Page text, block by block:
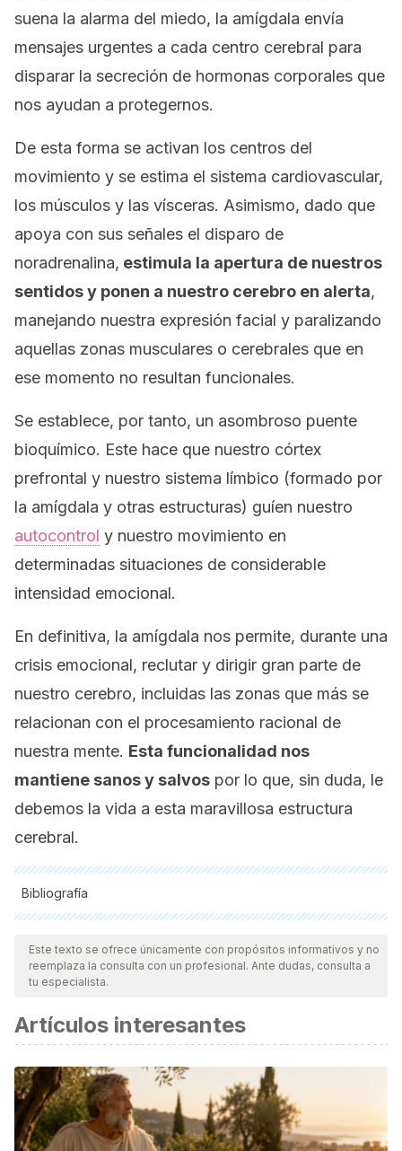
suena la alarma del miedo, la amígdala envía
mensajes urgentes a cada centro cerebral para
disparar la secreción de hormonas corporales que
nos ayudan a protegernos.
De esta forma se activan los centros del
movimiento y se estima el sistema cardiovascular,
los músculos y las vísceras. Asimismo, dado que
apoya con sus señales el disparo de
noradrenalina, estimula la apertura de nuestros
sentidos y ponen a nuestro cerebro en alerta,
manejando nuestra expresión facial y paralizando
aquellas zonas musculares o cerebrales que en
ese momento no resultan funcionales.
Se establece, por tanto, un asombroso puente
bioquímico. Este hace que nuestro córtex
prefrontal y nuestro sistema límbico (formado por
la amígdala y otras estructuras) guíen nuestro
autocontrol y nuestro movimiento en
determinadas situaciones de considerable
intensidad emocional.
En definitiva, la amígdala nos permite, durante una
crisis emocional, reclutar y dirigir gran parte de
nuestro cerebro, incluidas las zonas que más se
relacionan con el procesamiento racional de
nuestra mente. Esta funcionalidad nos
mantiene sanos y salvos por lo que, sin duda, le
debemos la vida a esta maravillosa estructura
cerebral.
Bibliografía
Todas las fuentes citadas fueron revisadas a profundidad por
nuestro equipo, para asegurar su calidad, confiabilidad,
vigencia y validez.La bibliografía de este artículo fue
científica.
Roozendaal, B., McEwen, B. S., & Chattarji, S. (2009).
Stress, memory and the amygdala. Nature Reviews
Neuroscience. https://doi.org/10.1038/nrn2651
Baxter, M. G., & Murray, E. A. (2002). The amygdala and
Este texto se ofrece únicamente con propósitos informativos y no
reemplaza la consulta con un profesional. Ante dudas, consulta a
tu especialista.
Artículos interesantes